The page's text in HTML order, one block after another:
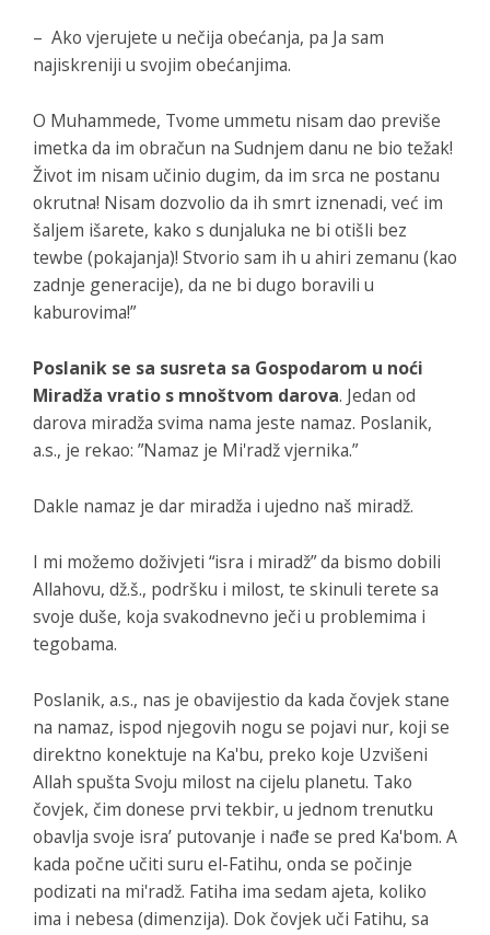
– Ako vjerujete u nečija obećanja, pa Ja sam
najiskreniji u svojim obećanjima.
O Muhammede, Tvome ummetu nisam dao previše
imetka da im obračun na Sudnjem danu ne bio težak!
Život im nisam učinio dugim, da im srca ne postanu
okrutna! Nisam dozvolio da ih smrt iznenadi, već im
šaljem išarete, kako s dunjaluka ne bi otišli bez
tewbe (pokajanja)! Stvorio sam ih u ahiri zemanu (kao
zadnje generacije), da ne bi dugo boravili u
kaburovima!”
Poslanik se sa susreta sa Gospodarom u noći
Miradža vratio s mnoštvom darova. Jedan od
darova miradža svima nama jeste namaz. Poslanik,
a.s., je rekao: ”Namaz je Mi'radž vjernika.”
Dakle namaz je dar miradža i ujedno naš miradž.
I mi možemo doživjeti “isra i miradž” da bismo dobili
Allahovu, dž.š., podršku i milost, te skinuli terete sa
svoje duše, koja svakodnevno ječi u problemima i
tegobama.
Poslanik, a.s., nas je obavijestio da kada čovjek stane
na namaz, ispod njegovih nogu se pojavi nur, koji se
direktno konektuje na Ka'bu, preko koje Uzvišeni
Allah spušta Svoju milost na cijelu planetu. Tako
čovjek, čim donese prvi tekbir, u jednom trenutku
obavlja svoje isra’ putovanje i nađe se pred Ka'bom. A
kada počne učiti suru el-Fatihu, onda se počinje
podizati na mi'radž. Fatiha ima sedam ajeta, koliko
ima i nebesa (dimenzija). Dok čovjek uči Fatihu, sa